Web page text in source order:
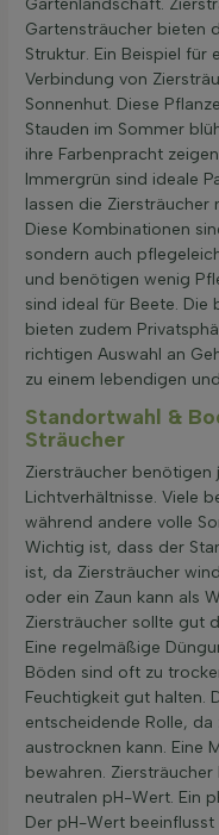
Gartenlandschaft.
Gartensträucher bieten
Struktur. Ein Beispiel für
Verbindung von
Sonnenhut. Diese
Stauden im Sommer
ihre Farbenpracht
Immergrün sind ideale
lassen die
Diese Kombinationen
sondern auch
und benötigen wenig
sind ideal für Beete. Die
bieten zudem
richtigen Auswahl an
zu einem lebendigen
Standortwahl &
Sträucher
Ziersträucher benötigen
Lichtverhältnisse. Viele
während andere volle
Wichtig ist, dass der
ist, da Ziersträucher
oder ein Zaun kann als
Ziersträucher sollte gut
Eine regelmäßige
Böden sind oft zu
Feuchtigkeit gut halten.
entscheidende Rolle,
austrocknen kann. Eine
bewahren.
neutralen pH-Wert. Ein
Der pH-Wert